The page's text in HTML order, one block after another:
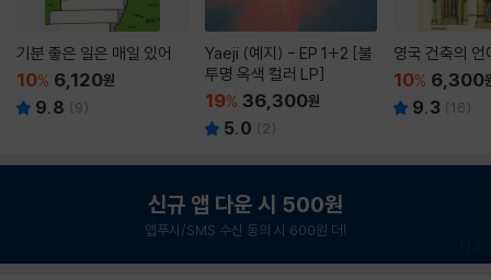
기분 좋은 일은 매일 있어
10% 6,120원
9.8 (9)
Yaeji (예지) - EP 1+2 [불
투명 옥색 컬러 LP]
19% 36,300원
5.0 ( 2)
영국 건축의 언
10% 6,300
9.3 (16)
신규 앱 다운 시 500원
앱푸시/SMS 수신 동의 시 600원 더!